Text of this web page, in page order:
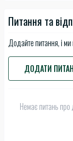
Питання та
Додайте питання, і
ДОДАТИ
Немає питань про